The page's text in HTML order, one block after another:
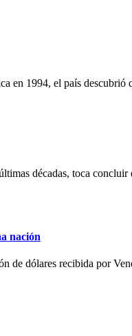
en 1994, el país descubrió
décadas, toca
nación
de dólares recibida por